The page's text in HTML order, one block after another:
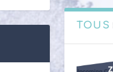
TOUS